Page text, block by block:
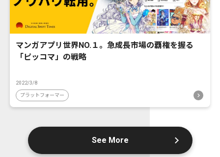
マンガアプリ世界NO.１。急成長市場の覇権を握る
「ピッコマ」の戦略
2022/3/8
プラットフォーマー
See More